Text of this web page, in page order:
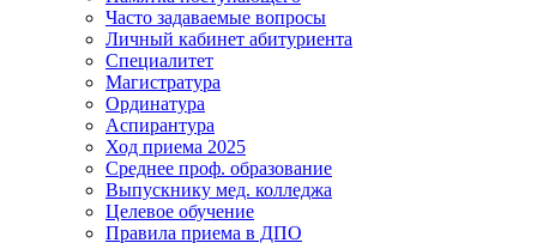
Часто задаваемые вопросы
Личный кабинет абитуриента
Специалитет
Магистратура
Ординатура
Аспирантура
Ход приема 2025
Среднее проф. образование
Выпускнику мед. колледжа
Целевое обучение
Правила приема в ДПО